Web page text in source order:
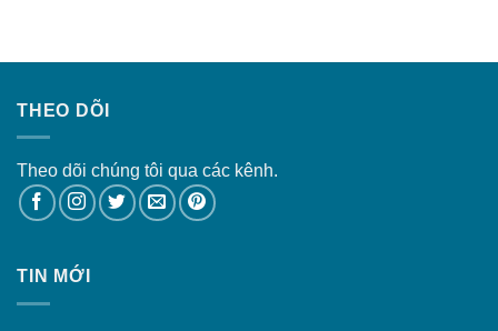
THEO DÕI
Theo dõi chúng tôi qua các kênh.
TIN MỚI